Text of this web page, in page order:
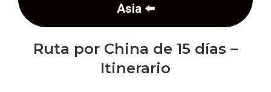
Asia⬅️
Ruta por China de 15 días –
Itinerario